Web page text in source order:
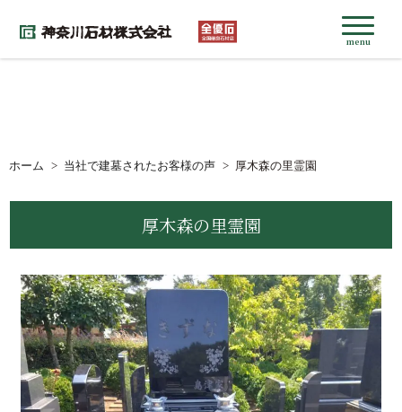
menu
ホーム 当社で建墓されたお客様の声 厚木森の里霊園
厚木森の里霊園